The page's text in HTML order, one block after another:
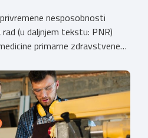
nesposobnosti
(u daljnjem tekstu: PNR)
primarne zdravstvene
Razdoblje PNR za koje
naknadu plaće u skladu sa
osiguranju
13, 137/13, 98/19, 33/23,